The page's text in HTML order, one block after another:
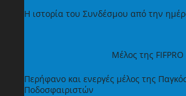
Η ιστορία του Συνδέσμου από την
Μέλος της FIFPRO
Περήφανο και ενεργές μέλος της
Ποδοσφαιριστών